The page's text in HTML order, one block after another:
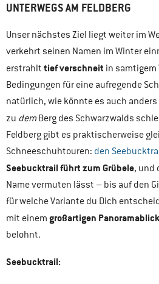
UNTERWEGS AM FELDBERG
Unser nächstes Ziel liegt weiter im
verkehrt seinen Namen im Winter
erstrahlt tief verschneit in samtigem
Bedingungen für eine aufregende
natürlich, wie könnte es auch
zu demBerg des Schwarzwalds
Feldberg gibt es praktischerweise
Schneeschuhtouren: den
Seebucktrail führt zum Grübele, und
Name vermuten lässt – bis auf den
für welche Variante du Dich
mit einem großartigen Panoramablick
belohnt.
Seebucktrail: